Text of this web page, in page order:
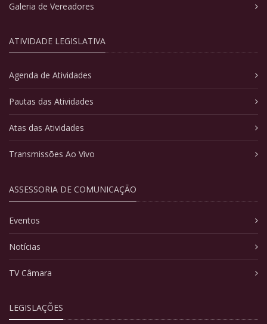
Galeria de Vereadores
ATIVIDADE LEGISLATIVA
Agenda de Atividades
Pautas das Atividades
Atas das Atividades
Transmissões Ao Vivo
ASSESSORIA DE COMUNICAÇÃO
Eventos
Notícias
TV Câmara
LEGISLAÇÕES